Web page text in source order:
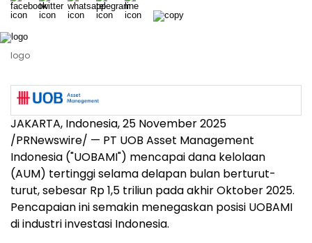
logo
JAKARTA, Indonesia,25 November 2025
/PRNewswire/ — PT UOB Asset Management
Indonesia ("UOBAMI") mencapai dana kelolaan
(AUM) tertinggi selama delapan bulan berturut-
turut, sebesar Rp 1,5 triliun pada akhir Oktober 2025.
Pencapaian ini semakin menegaskan posisi UOBAMI
di industri investasi Indonesia.